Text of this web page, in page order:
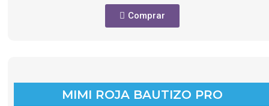
Comprar
MIMI ROJA BAUTIZO PRO